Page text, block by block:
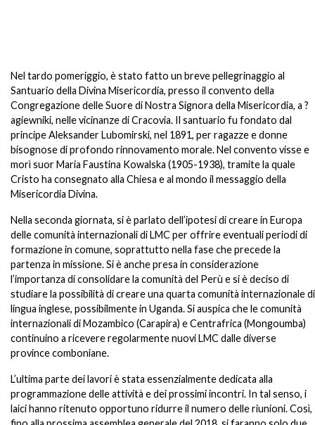
Nel tardo pomeriggio, è stato fatto un breve pellegrinaggio al
Santuario della Divina Misericordia, presso il convento della
Congregazione delle Suore di Nostra Signora della Misericordia, a ?
agiewniki, nelle vicinanze di Cracovia. Il santuario fu fondato dal
principe Aleksander Lubomirski, nel 1891, per ragazze e donne
bisognose di profondo rinnovamento morale. Nel convento visse e
morì suor Maria Faustina Kowalska (1905-1938), tramite la quale
Cristo ha consegnato alla Chiesa e al mondo il messaggio della
Misericordia Divina.
Nella seconda giornata, si è parlato dell’ipotesi di creare in Europa
delle comunità internazionali di LMC per offrire eventuali periodi di
formazione in comune, soprattutto nella fase che precede la
partenza in missione. Si è anche presa in considerazione
l’importanza di consolidare la comunità del Perù e si è deciso di
studiare la possibilità di creare una quarta comunità internazionale di
lingua inglese, possibilmente in Uganda. Si auspica che le comunità
internazionali di Mozambico (Carapira) e Centrafrica (Mongoumba)
continuino a ricevere regolarmente nuovi LMC dalle diverse
province comboniane.
L’ultima parte dei lavori è stata essenzialmente dedicata alla
programmazione delle attività e dei prossimi incontri. In tal senso, i
laici hanno ritenuto opportuno ridurre il numero delle riunioni. Così,